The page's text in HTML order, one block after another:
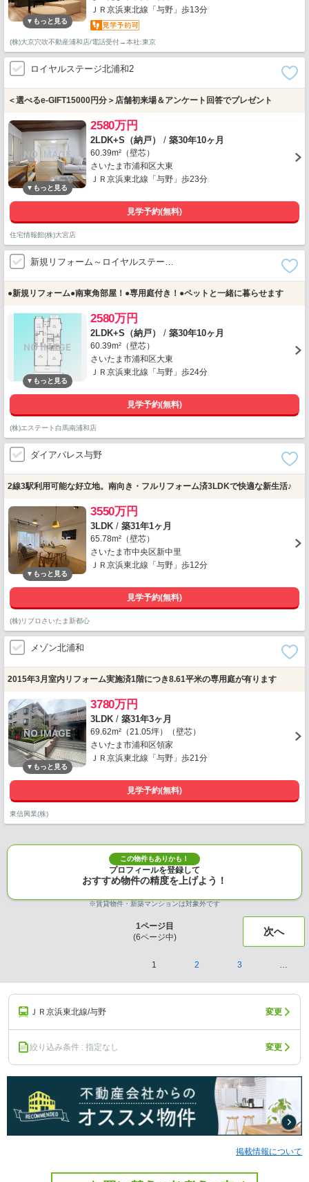
ＪＲ京浜東北線「与野」歩13分
(株)大京穴吹不動産浦和店/電話受付→本社:東京
ロイヤルステージ北浦和2
＜選べるe-GIFT15000円分＞店舗初来場＆アンケート回答でプレゼント
2580万円
2LDK+S（納戸） / 築30年10ヶ月
60.39m²（壁芯）
さいたま市浦和区大東
ＪＲ京浜東北線「与野」歩23分
見学予約(無料)
住宅情報館(株)大宮店
新規リフォーム～ロイヤルステー…
●新規リフォーム●南東角部屋！●専用庭付き！●ペットと一緒に暮らせます
2580万円
2LDK+S（納戸） / 築30年10ヶ月
60.39m²（壁芯）
さいたま市浦和区大東
ＪＲ京浜東北線「与野」歩24分
見学予約(無料)
(株)エステート白馬南浦和店
ダイアパレス与野
2線3駅利用可能な好立地。南向き・フルリフォーム済3LDKで快適な新生活♪
3550万円
3LDK / 築31年1ヶ月
65.78m²（壁芯）
さいたま市中央区新中里
ＪＲ京浜東北線「与野」歩12分
見学予約(無料)
(株)リプロさいたま新都心
メゾン北浦和
2015年3月室内リフォーム実施済1階につき8.61平米の専用庭が有ります
3780万円
3LDK / 築31年3ヶ月
69.62m²（21.05坪）（壁芯）
さいたま市浦和区領家
ＪＲ京浜東北線「与野」歩21分
見学予約(無料)
東信興業(株)
この物件もありかも！
プロフィールを登録して
おすすめ物件の精度を上げよう！
※賃貸物件・新築マンションは対象外です
1ページ目
(6ページ中) 次へ
1 2 3 …
ＪＲ京浜東北線/与野 変更
絞り込み条件 : 指定なし 変更
掲載情報について